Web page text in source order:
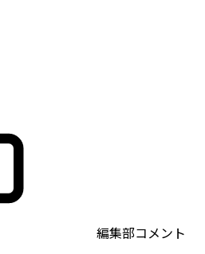
編集部コメント